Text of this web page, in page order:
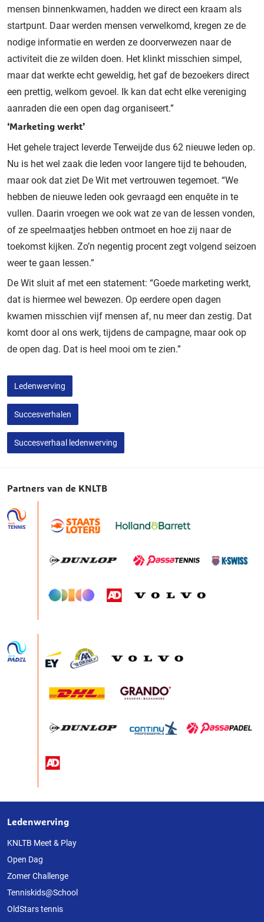
mensen binnenkwamen, hadden we direct een kraam als
startpunt. Daar werden mensen verwelkomd, kregen ze de
nodige informatie en werden ze doorverwezen naar de
activiteit die ze wilden doen. Het klinkt misschien simpel,
maar dat werkte echt geweldig, het gaf de bezoekers direct
een prettig, welkom gevoel. Ik kan dat echt elke vereniging
aanraden die een open dag organiseert.”
‘Marketing werkt’
Het gehele traject leverde Terweijde dus 62 nieuwe leden op.
Nu is het wel zaak die leden voor langere tijd te behouden,
maar ook dat ziet De Wit met vertrouwen tegemoet. “We
hebben de nieuwe leden ook gevraagd een enquête in te
vullen. Daarin vroegen we ook wat ze van de lessen vonden,
of ze speelmaatjes hebben ontmoet en hoe zij naar de
toekomst kijken. Zo’n negentig procent zegt volgend seizoen
weer te gaan lessen.”
De Wit sluit af met een statement: “Goede marketing werkt,
dat is hiermee wel bewezen. Op eerdere open dagen
kwamen misschien vijf mensen af, nu meer dan zestig. Dat
komt door al ons werk, tijdens de campagne, maar ook op
de open dag. Dat is heel mooi om te zien.”
Ledenwerving
Succesverhalen
Succesverhaal ledenwerving
Partners van de KNLTB
Over
deze
website
Ledenwerving
KNLTB Meet & Play
Open Dag
Zomer Challenge
Tenniskids@School
OldStars tennis